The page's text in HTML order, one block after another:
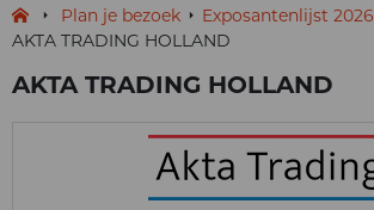
Plan je bezoek
Exposantenlijst 2026
AKTA TRADING HOLLAND
AKTA TRADING HOLLAND